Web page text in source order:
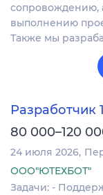
сопровождению,
выполнению
Также мы
Разработчик
80 000–120
24 июля 2026
ООО"ЮТЕХБОТ"
Задачи: -